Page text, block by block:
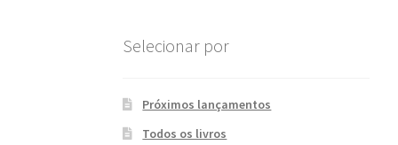
Selecionar por
Próximos lançamentos
Todos os livros